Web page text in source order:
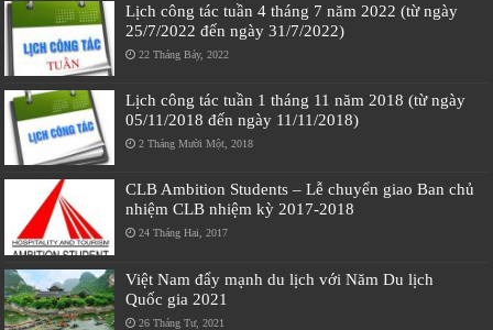
Lịch công tác tuần 4 tháng 7 năm 2022 (từ ngày
25/7/2022 đến ngày 31/7/2022)
22 Tháng Bảy, 2022
Lịch công tác tuần 1 tháng 11 năm 2018 (từ ngày
05/11/2018 đến ngày 11/11/2018)
2 Tháng Mười Một, 2018
CLB Ambition Students – Lễ chuyển giao Ban chủ
nhiệm CLB nhiệm kỳ 2017-2018
24 Tháng Hai, 2017
Việt Nam đẩy mạnh du lịch với Năm Du lịch
Quốc gia 2021
26 Tháng Tư, 2021